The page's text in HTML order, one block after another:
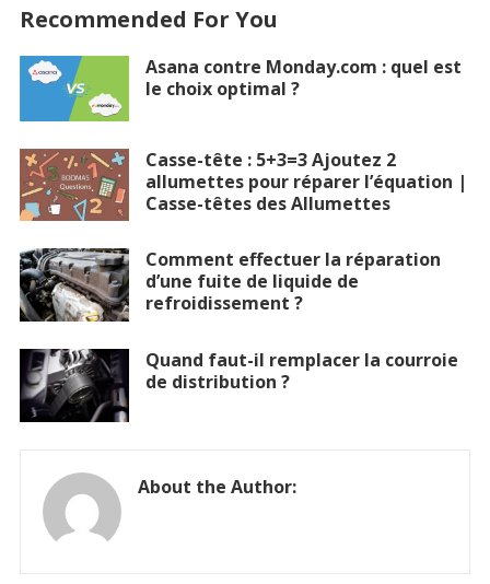
Recommended For You
Asana contre Monday.com : quel est
le choix optimal ?
Casse-tête : 5+3=3 Ajoutez 2
allumettes pour réparer l’équation |
Casse-têtes des Allumettes
Comment effectuer la réparation
d’une fuite de liquide de
refroidissement ?
Quand faut-il remplacer la courroie
de distribution ?
About the Author: